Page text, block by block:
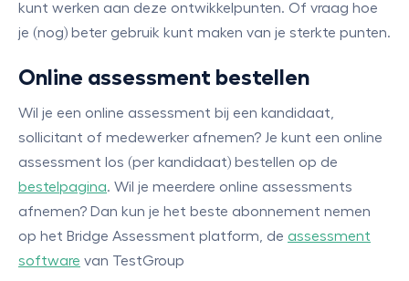
kunt werken aan deze ontwikkelpunten. Of vraag hoe
je (nog) beter gebruik kunt maken van je sterkte punten.
Online assessment bestellen
Wil je een online assessment bij een kandidaat,
sollicitant of medewerker afnemen? Je kunt een online
assessment los (per kandidaat) bestellen op de
bestelpagina. Wil je meerdere online assessments
afnemen? Dan kun je het beste abonnement nemen
op het Bridge Assessment platform, de assessment
software van TestGroup